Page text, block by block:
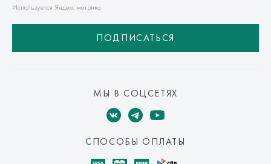
транспортной компании. Доставка осуществляется в срок и
по тарифам транспортной компании.
Оплата осуществляется онлайн банковскими картами Visa,
Используется Яндекс метрика
ПОДПИСАТЬСЯ
МЫ В СОЦСЕТЯХ
СПОСОБЫ ОПЛАТЫ